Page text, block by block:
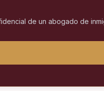
de un abogado de